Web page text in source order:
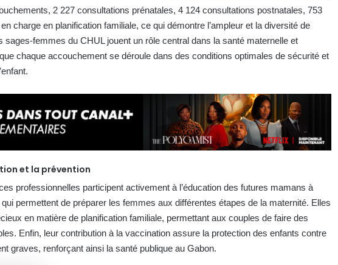
2 227 consultations prénatales, 4 124 consultations postnatales, 753
charge en planification familiale, ce qui démontre l’ampleur et la diversité de
sages-femmes du CHUL jouent un rôle central dans la santé maternelle et
chaque accouchement se déroule dans des conditions optimales de sécurité et
et la prévention
professionnelles participent activement à l’éducation des futures mamans à
permettent de préparer les femmes aux différentes étapes de la maternité. Elles
en matière de planification familiale, permettant aux couples de faire des
Enfin, leur contribution à la vaccination assure la protection des enfants contre
graves, renforçant ainsi la santé publique au Gabon.